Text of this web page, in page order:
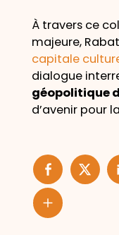
À travers ce
majeure,
capitale
dialogue
géopolitique
d’avenir pour